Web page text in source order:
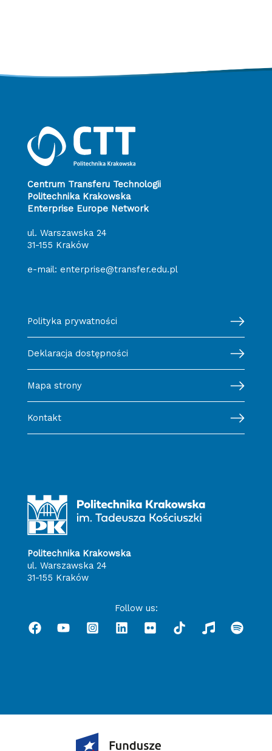
Centrum Transferu Technologii
Politechnika Krakowska
Enterprise Europe Network
ul. Warszawska 24
31-155 Kraków
e-mail: enterprise@transfer.edu.pl
Polityka prywatności
Deklaracja dostępności
Mapa strony
Kontakt
Politechnika Krakowska
ul. Warszawska 24
31-155 Kraków
Follow us: